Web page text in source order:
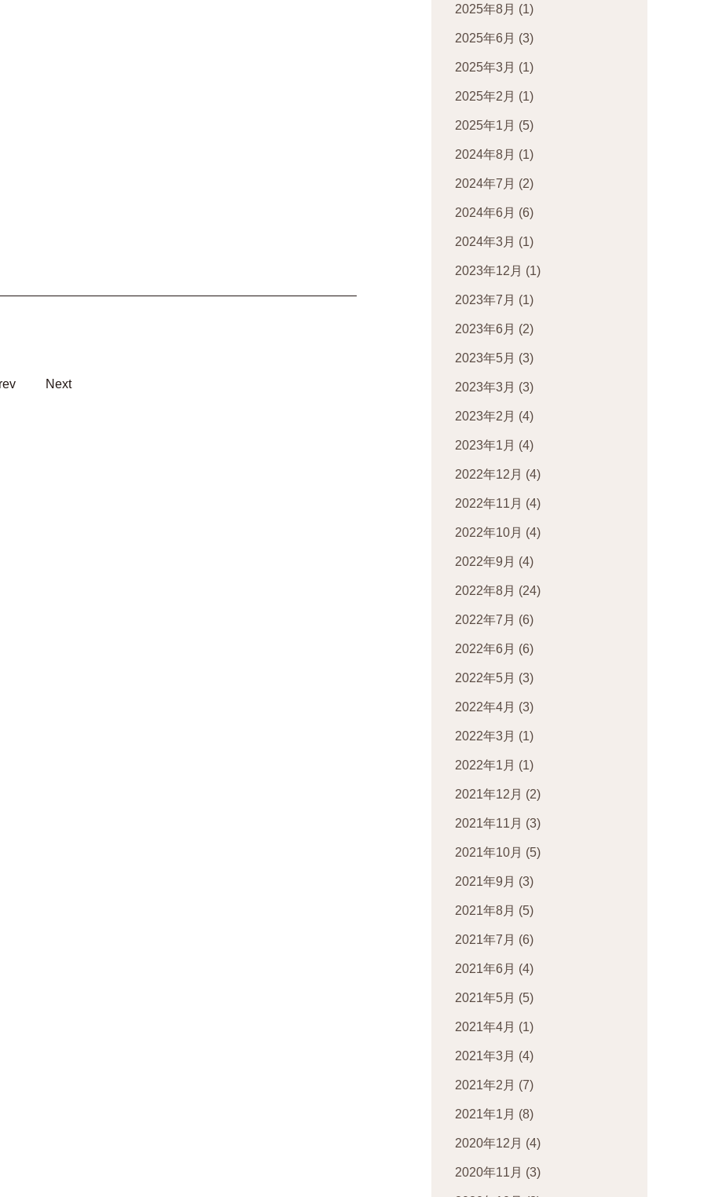
Next
2025年8月 (1)
2025年6月 (3)
2025年3月 (1)
2025年2月 (1)
2025年1月 (5)
2024年8月 (1)
2024年7月 (2)
2024年6月 (6)
2024年3月 (1)
2023年12月 (1)
2023年7月 (1)
2023年6月 (2)
2023年5月 (3)
2023年3月 (3)
2023年2月 (4)
2023年1月 (4)
2022年12月 (4)
2022年11月 (4)
2022年10月 (4)
2022年9月 (4)
2022年8月 (24)
2022年7月 (6)
2022年6月 (6)
2022年5月 (3)
2022年4月 (3)
2022年3月 (1)
2022年1月 (1)
2021年12月 (2)
2021年11月 (3)
2021年10月 (5)
2021年9月 (3)
2021年8月 (5)
2021年7月 (6)
2021年6月 (4)
2021年5月 (5)
2021年4月 (1)
2021年3月 (4)
2021年2月 (7)
2021年1月 (8)
2020年12月 (4)
2020年11月 (3)